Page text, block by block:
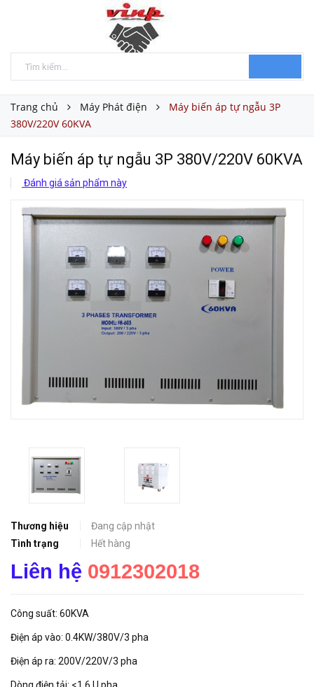
Trang chủ Máy Phát điện
Máy biến áp tự ngẫu 3P
380V/220V 60KVA
Máy biến áp tự ngẫu 3P 380V/220V 60KVA
Đánh giá sản phẩm này
Thương hiệu
Đang cập nhật
Tình trạng
Hết hàng
Liên hệ 0912302018
Công suất: 60KVA
Điện áp vào: 0.4KW/380V/3 pha
Điện áp ra: 200V/220V/3 pha